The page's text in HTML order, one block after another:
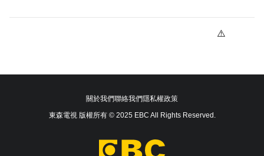
關於我們聯絡我們隱私權政策
東森電視 版權所有 © 2025 EBC All Rights Reserved.